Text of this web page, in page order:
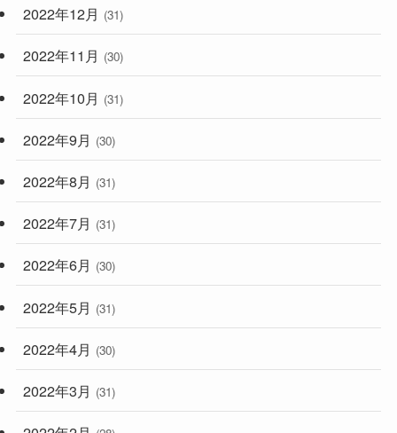
2022年12月 (31)
2022年11月 (30)
2022年10月 (31)
2022年9月 (30)
2022年8月 (31)
2022年7月 (31)
2022年6月 (30)
2022年5月 (31)
2022年4月 (30)
2022年3月 (31)